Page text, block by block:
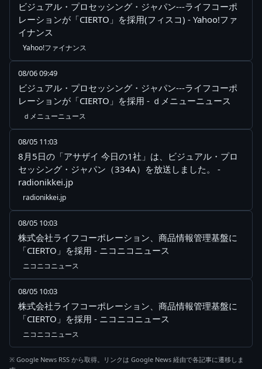
ビジュアル・プロセッシング・ジャパン---ライフコーポ
レーションが「CIERTO」を採用(フィスコ) - Yahoo!ファ
イナンス
Yahoo!ファイナンス
08/06 09:49
ビジュアル・プロセッシング・ジャパン---ライフコーポ
レーションが「CIERTO」を採用 - ｄメニューニュース
ｄメニューニュース
08/05 11:03
8月5日の「アサザイ 今日の1社」は、ビジュアル・プロ
セッシング・ジャパン（334A）を放送しました。 -
radionikkei.jp
radionikkei.jp
08/05 10:03
株式会社ライフコーポレーション、商品情報管理基盤に
「CIERTO」を採用 - ニコニコニュース
ニコニコニュース
08/05 10:03
株式会社ライフコーポレーション、商品情報管理基盤に
「CIERTO」を採用 - ニコニコニュース
ニコニコニュース
※ Google News RSS から取得。リンクは Google News 経由で各記事に遷移しま